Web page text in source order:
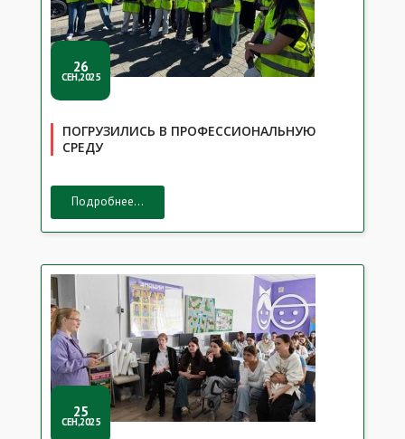
26
СЕН,2025
ПОГРУЗИЛИСЬ В ПРОФЕССИОНАЛЬНУЮ
СРЕДУ
Подробнее...
25
СЕН,2025